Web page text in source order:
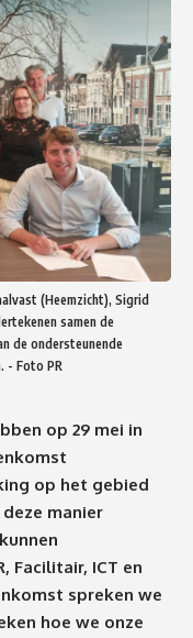
(Heemzicht), Sigrid
samen de
de ondersteunende
- Foto PR
op 29 mei in
op het gebied
manier
Facilitair, ICT en
spreken we
hoe we onze